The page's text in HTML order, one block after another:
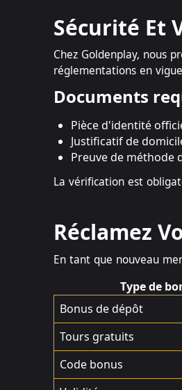
Sécurité Et
Chez Goldenplay, nous
réglementations en
Documents
Pièce d'identité
Justificatif de
Preuve de méthode
La vérification est
Réclamez
En tant que nouveau
Type de
Bonus de dépôt
Tours gratuits
Code bonus